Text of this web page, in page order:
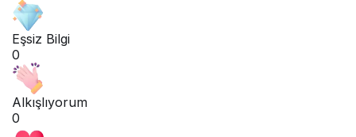
Eşsiz Bilgi
0
Alkışlıyorum
0